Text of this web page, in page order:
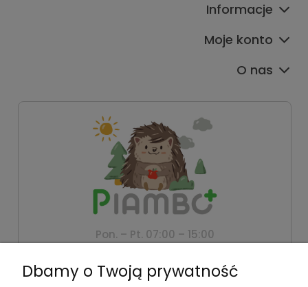
Informacje
Moje konto
O nas
Pon. – Pt. 07:00 – 15:00
biuro@piambo.pl
Dbamy o Twoją prywatność